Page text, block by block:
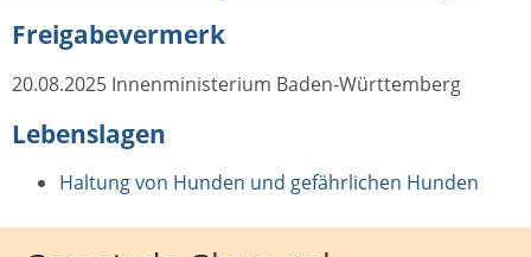
Freigabevermerk
20.08.2025 Innenministerium Baden-Württemberg
Lebenslagen
Haltung von Hunden und gefährlichen Hunden